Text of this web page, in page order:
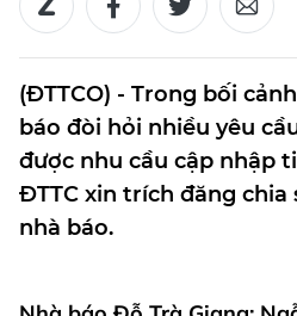
(ĐTTCO) - Trong bối
báo đòi hỏi nhiều yêu
được nhu cầu cập nhập
ĐTTC xin trích đăng chia
nhà báo.